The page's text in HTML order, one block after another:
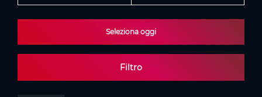
Seleziona oggi
Filtro